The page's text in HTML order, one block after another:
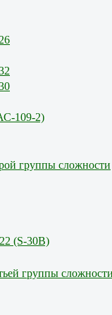
109-2)
группы сложности
(S-30В)
группы